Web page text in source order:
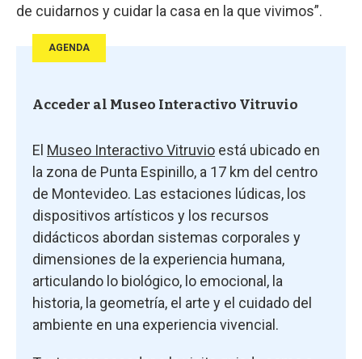
de cuidarnos y cuidar la casa en la que vivimos”.
AGENDA
Acceder al Museo Interactivo Vitruvio
El Museo Interactivo Vitruvio está ubicado en
la zona de Punta Espinillo, a 17 km del centro
de Montevideo. Las estaciones lúdicas, los
dispositivos artísticos y los recursos
didácticos abordan sistemas corporales y
dimensiones de la experiencia humana,
articulando lo biológico, lo emocional, la
historia, la geometría, el arte y el cuidado del
ambiente en una experiencia vivencial.